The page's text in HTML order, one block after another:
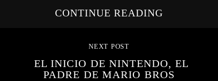
CONTINUE READING
NEXT POST
EL INICIO DE NINTENDO, EL
PADRE DE MARIO BROS